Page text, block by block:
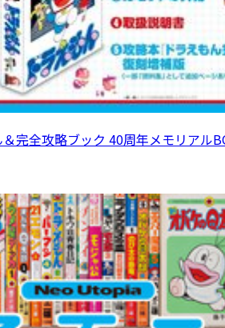
完全攻略ブック 40周年メモリアル